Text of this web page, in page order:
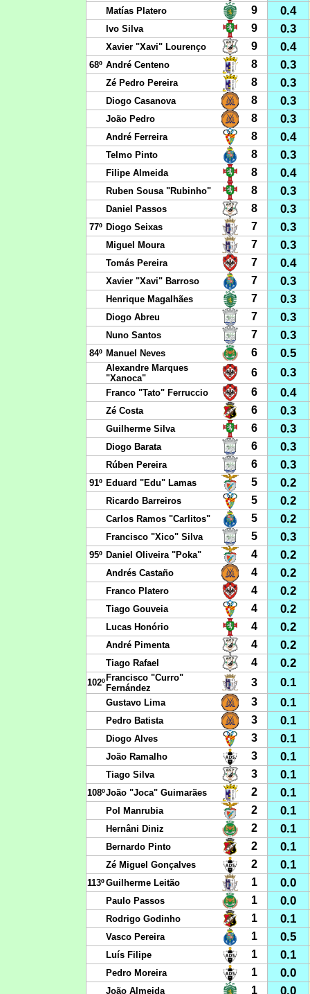
Matías Platero 9 0.4
Ivo Silva 9 0.3
Xavier "Xavi" Lourenço 9 0.4
68º André Centeno 8 0.3
Zé Pedro Pereira 8 0.3
Diogo Casanova 8 0.3
João Pedro 8 0.3
André Ferreira 8 0.4
Telmo Pinto 8 0.3
Filipe Almeida 8 0.4
Ruben Sousa "Rubinho" 8 0.3
Daniel Passos 8 0.3
77º Diogo Seixas 7 0.3
Miguel Moura 7 0.3
Tomás Pereira 7 0.4
Xavier "Xavi" Barroso 7 0.3
Henrique Magalhães 7 0.3
Diogo Abreu 7 0.3
Nuno Santos 7 0.3
84º Manuel Neves 6 0.5
Alexandre Marques
"Xanoca"
6 0.3
Franco "Tato" Ferruccio 6 0.4
Zé Costa 6 0.3
Guilherme Silva 6 0.3
Diogo Barata 6 0.3
Rúben Pereira 6 0.3
91º Eduard "Edu" Lamas 5 0.2
Ricardo Barreiros 5 0.2
Carlos Ramos "Carlitos" 5 0.2
Francisco "Xico" Silva 5 0.3
95º Daniel Oliveira "Poka" 4 0.2
Andrés Castaño 4 0.2
Franco Platero 4 0.2
Tiago Gouveia 4 0.2
Lucas Honório 4 0.2
André Pimenta 4 0.2
Tiago Rafael 4 0.2
102º Francisco "Curro"
Fernández
3 0.1
Gustavo Lima 3 0.1
Pedro Batista 3 0.1
Diogo Alves 3 0.1
João Ramalho 3 0.1
Tiago Silva 3 0.1
108ºJoão "Joca" Guimarães 2 0.1
Pol Manrubia 2 0.1
Hernâni Diniz 2 0.1
Bernardo Pinto 2 0.1
Zé Miguel Gonçalves 2 0.1
113ºGuilherme Leitão 1 0.0
Paulo Passos 1 0.0
Rodrigo Godinho 1 0.1
Vasco Pereira 1 0.5
Luís Filipe 1 0.1
Pedro Moreira 1 0.0
João Almeida 1 0.0